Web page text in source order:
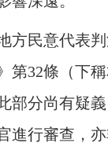
方民意代表
第32條（下
部分尚有疑
進行審查，亦